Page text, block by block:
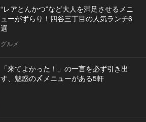
“レアとんかつ”など大人を満足させるメニ
ューがずらり！四谷三丁目の人気ランチ6
選
グルメ
「来てよかった！」の一言を必ず引き出
す、魅惑の〆メニューがある5軒